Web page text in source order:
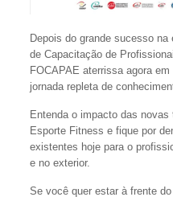
Depois do grande sucesso
de Capacitação de
FOCAPAE aterrissa agora
jornada repleta de
Entenda o impacto das
Esporte Fitness e fique por
existentes hoje para o
e no exterior.
Se você quer estar à frente